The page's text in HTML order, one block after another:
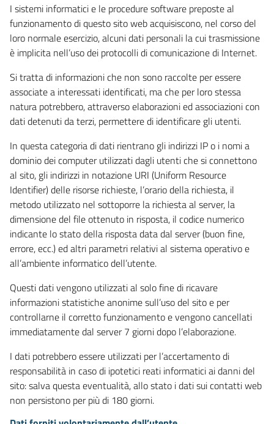
I sistemi informatici e le procedure software preposte al
funzionamento di questo sito web acquisiscono, nel corso del
loro normale esercizio, alcuni dati personali la cui trasmissione
è implicita nell’uso dei protocolli di comunicazione di Internet.
Si tratta di informazioni che non sono raccolte per essere
associate a interessati identificati, ma che per loro stessa
natura potrebbero, attraverso elaborazioni ed associazioni con
dati detenuti da terzi, permettere di identificare gli utenti.
In questa categoria di dati rientrano gli indirizzi IP o i nomi a
dominio dei computer utilizzati dagli utenti che si connettono
al sito, gli indirizzi in notazione URI (Uniform Resource
Identifier) delle risorse richieste, l’orario della richiesta, il
metodo utilizzato nel sottoporre la richiesta al server, la
dimensione del file ottenuto in risposta, il codice numerico
indicante lo stato della risposta data dal server (buon fine,
errore, ecc.) ed altri parametri relativi al sistema operativo e
all’ambiente informatico dell’utente.
Questi dati vengono utilizzati al solo fine di ricavare
informazioni statistiche anonime sull’uso del sito e per
controllarne il corretto funzionamento e vengono cancellati
immediatamente dal server 7 giorni dopo l’elaborazione.
I dati potrebbero essere utilizzati per l’accertamento di
responsabilità in caso di ipotetici reati informatici ai danni del
sito: salva questa eventualità, allo stato i dati sui contatti web
non persistono per più di 180 giorni.